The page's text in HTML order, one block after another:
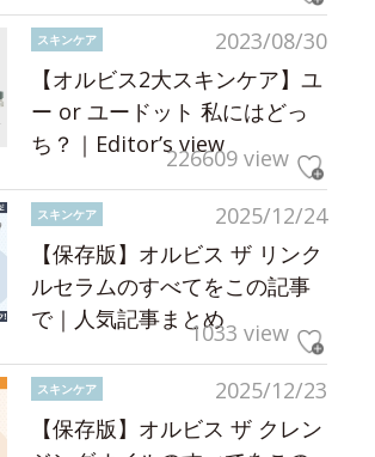
2023/08/30
スキンケア
【オルビス2大スキンケア】ユ
ー or ユードット 私にはどっ
ち？｜Editor’s view226609 view
2025/12/24
スキンケア
【保存版】オルビス ザ リンク
ルセラムのすべてをこの記事
で｜人気記事まとめ1033 view
2025/12/23
スキンケア
【保存版】オルビス ザ クレン